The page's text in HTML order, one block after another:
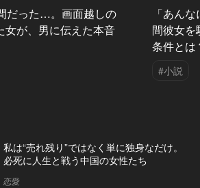
だった…。画面越しの
女が、男に伝えた本音
「あん
間彼女
条件とは
#小説
私は“売れ残り”ではなく単に独身なだけ。
必死に人生と戦う中国の女性たち
恋愛